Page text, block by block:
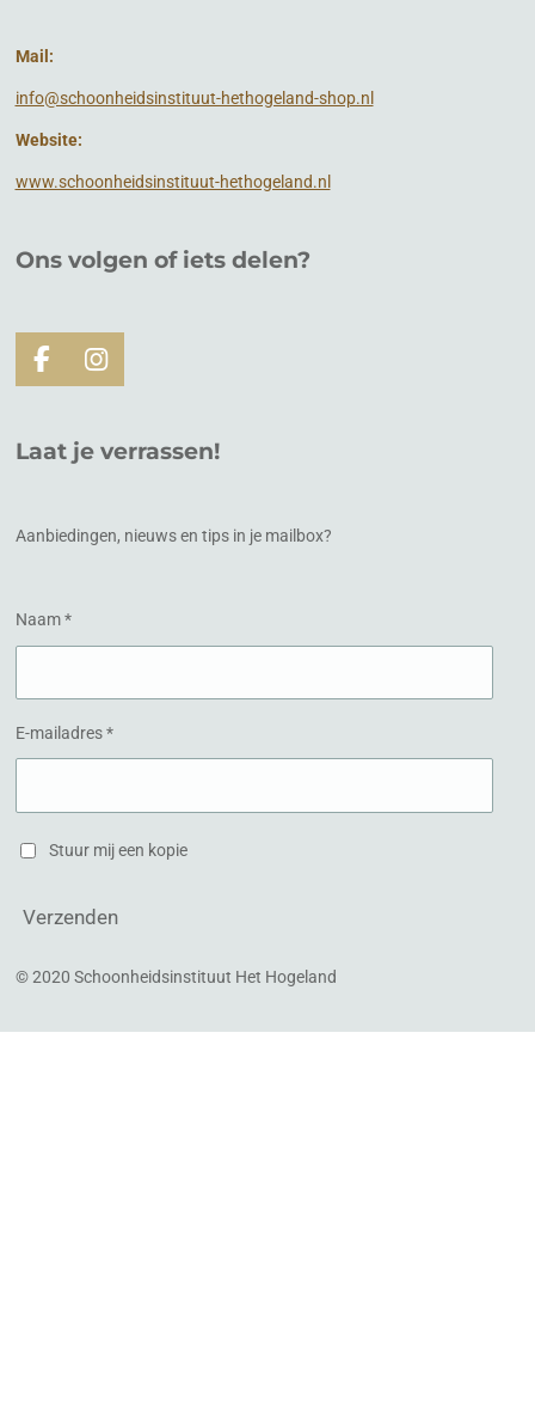
Mail:
info@schoonheidsinstituut-hethogeland-shop.nl
Website:
www.schoonheidsinstituut-hethogeland.nl
Ons volgen of iets delen?
F
a
e
b
k
I
n
t
a
a
Laat je verrassen!
Aanbiedingen, nieuws en tips in je mailbox?
Naam *
E-mailadres *
Stuur mij een kopie
Verzenden
© 2020 Schoonheidsinstituut Het Hogeland